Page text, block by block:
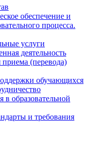
обеспечение и
процесса.
услуги
деятельность
(перевода)
обучающихся
в образовательной
и требования